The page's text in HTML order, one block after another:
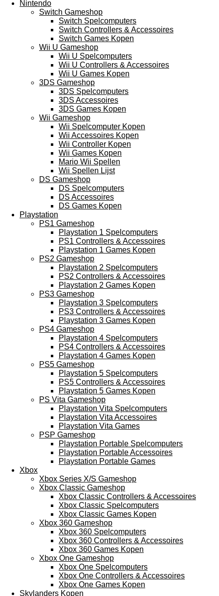
Nintendo
Switch Gameshop
Switch Spelcomputers
Switch Controllers & Accessoires
Switch Games Kopen
Wii U Gameshop
Wii U Spelcomputers
Wii U Controllers & Accessoires
Wii U Games Kopen
3DS Gameshop
3DS Spelcomputers
3DS Accessoires
3DS Games Kopen
Wii Gameshop
Wii Spelcomputer Kopen
Wii Accessoires Kopen
Wii Controller Kopen
Wii Games Kopen
Mario Wii Spellen
Wii Spellen Lijst
DS Gameshop
DS Spelcomputers
DS Accessoires
DS Games Kopen
Playstation
PS1 Gameshop
Playstation 1 Spelcomputers
PS1 Controllers & Accessoires
Playstation 1 Games Kopen
PS2 Gameshop
Playstation 2 Spelcomputers
PS2 Controllers & Accessoires
Playstation 2 Games Kopen
PS3 Gameshop
Playstation 3 Spelcomputers
PS3 Controllers & Accessoires
Playstation 3 Games Kopen
PS4 Gameshop
Playstation 4 Spelcomputers
PS4 Controllers & Accessoires
Playstation 4 Games Kopen
PS5 Gameshop
Playstation 5 Spelcomputers
PS5 Controllers & Accessoires
Playstation 5 Games Kopen
PS Vita Gameshop
Playstation Vita Spelcomputers
Playstation Vita Accessoires
Playstation Vita Games
PSP Gameshop
Playstation Portable Spelcomputers
Playstation Portable Accessoires
Playstation Portable Games
Xbox
Xbox Series X/S Gameshop
Xbox Classic Gameshop
Xbox Classic Controllers & Accessoires
Xbox Classic Spelcomputers
Xbox Classic Games Kopen
Xbox 360 Gameshop
Xbox 360 Spelcomputers
Xbox 360 Controllers & Accessoires
Xbox 360 Games Kopen
Xbox One Gameshop
Xbox One Spelcomputers
Xbox One Controllers & Accessoires
Xbox One Games Kopen
Skylanders Kopen